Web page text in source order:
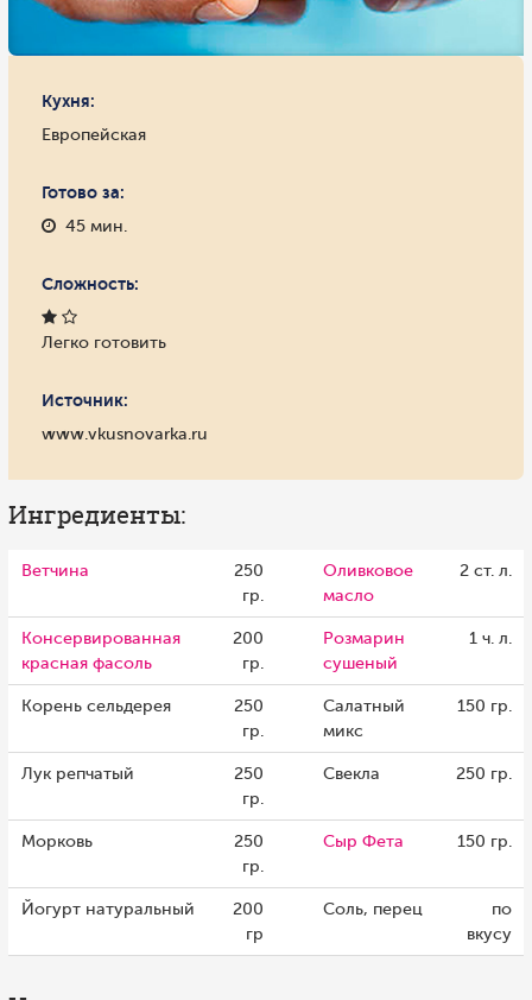
Кухня:
Европейская
Готово за:
45 мин.
Сложность:
Легко готовить
Источник:
www.vkusnovarka.ru
Ингредиенты:
Ветчина
250
гр.
Оливковое
масло
2 ст. л.
Консервированная
красная фасоль
200
гр.
Розмарин
сушеный
1 ч. л.
Корень сельдерея
250
гр.
Салатный
микс
150 гр.
Лук репчатый
250
гр.
Свекла 250 гр.
Морковь
250
гр.
Сыр Фета 150 гр.
Йогурт натуральный
200
гр
Соль, перец
по
вкусу